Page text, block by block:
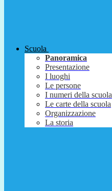
Scuola
Panoramica
Presentazione
I luoghi
Le persone
I numeri della scuola
Le carte della scuola
Organizzazione
La storia